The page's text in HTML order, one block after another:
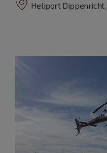
Heliport Dippenricht,